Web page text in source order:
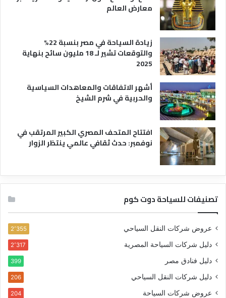
معارض العالم
زيادة السياحة في مصر بنسبة 22%
والتوقعات تشير لـ 18 مليون سائح بنهاية
2025
أشهر الاتفاقات والمعاهدات السياسية
والحربية في شرم الشيخ
افتتاح المتحف المصري الكبير المرتقب في
نوفمبر: حدث ثقافي عالمي ينتظر الزوار
تصنيفات للسياحة دوت كوم
عروض شركات النقل السياحي 2٬355
دليل شركات السياحة المصرية 2٬317
دليل فنادق مصر 399
دليل شركات النقل السياحي 206
عروض شركات السياحة 204